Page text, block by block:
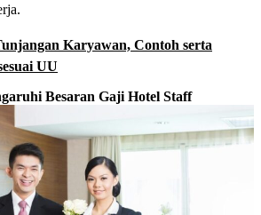
Karyawan, Contoh serta
UU
Besaran Gaji Hotel Staff